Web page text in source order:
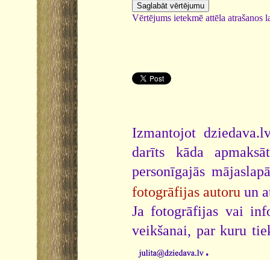
Vērtējums ietekmē attēla atrašanos
Izmantojot
darīts kāda
personīgajās
fotogrāfijas autoru un
Ja fotogrāfijas vai
veikšanai, par kuru
.